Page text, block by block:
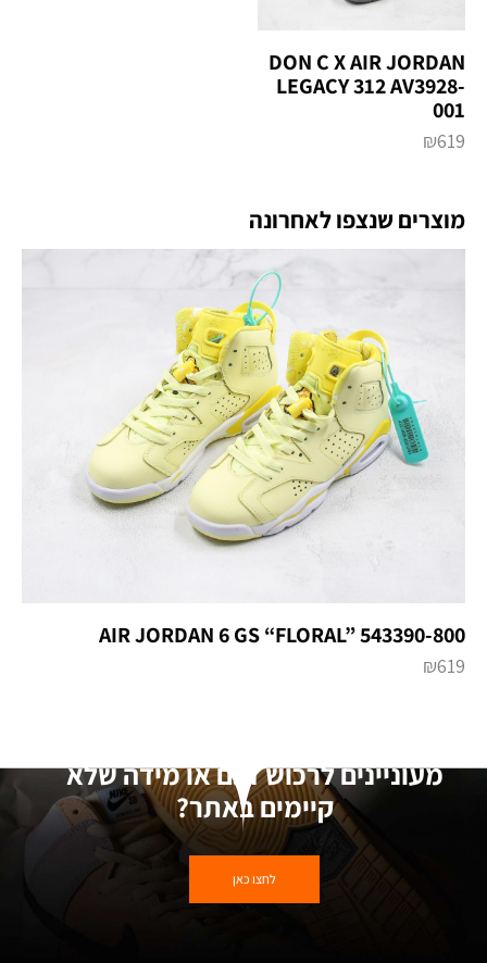
DON C X AIR JORDAN
LEGACY 312 AV3928-
001
₪619
מוצרים שנצפו לאחרונה
AIR JORDAN 6 GS “FLORAL” 543390-800
₪619
מעוניינים לרכוש דגם או מידה שלא
קיימים באתר?
לחצו כאן